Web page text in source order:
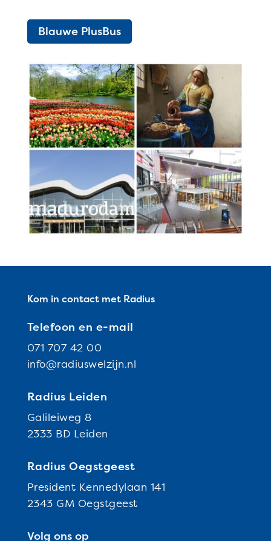
Blauwe PlusBus
Kom in contact met Radius
Telefoon en e-mail
071 707 42 00
info@radiuswelzijn.nl
Radius Leiden
Galileiweg 8
2333 BD Leiden
Radius Oegstgeest
President Kennedylaan 141
2343 GM Oegstgeest
Volg ons op